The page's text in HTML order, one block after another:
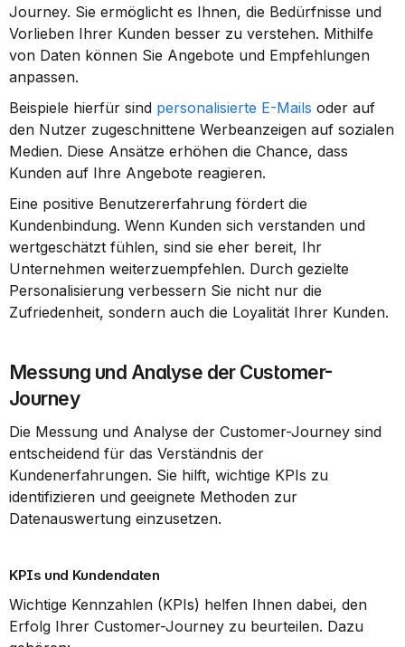
Journey. Sie ermöglicht es Ihnen, die Bedürfnisse und
Vorlieben Ihrer Kunden besser zu verstehen. Mithilfe
von Daten können Sie Angebote und Empfehlungen
anpassen.
Beispiele hierfür sind personalisierte E-Mails oder auf
den Nutzer zugeschnittene Werbeanzeigen auf sozialen
Medien. Diese Ansätze erhöhen die Chance, dass
Kunden auf Ihre Angebote reagieren.
Eine positive Benutzererfahrung fördert die
Kundenbindung. Wenn Kunden sich verstanden und
wertgeschätzt fühlen, sind sie eher bereit, Ihr
Unternehmen weiterzuempfehlen. Durch gezielte
Personalisierung verbessern Sie nicht nur die
Zufriedenheit, sondern auch die Loyalität Ihrer Kunden.
Messung und Analyse der Customer-
Journey
Die Messung und Analyse der Customer-Journey sind
entscheidend für das Verständnis der
Kundenerfahrungen. Sie hilft, wichtige KPIs zu
identifizieren und geeignete Methoden zur
Datenauswertung einzusetzen.
KPIs und Kundendaten
Wichtige Kennzahlen (KPIs) helfen Ihnen dabei, den
Erfolg Ihrer Customer-Journey zu beurteilen. Dazu